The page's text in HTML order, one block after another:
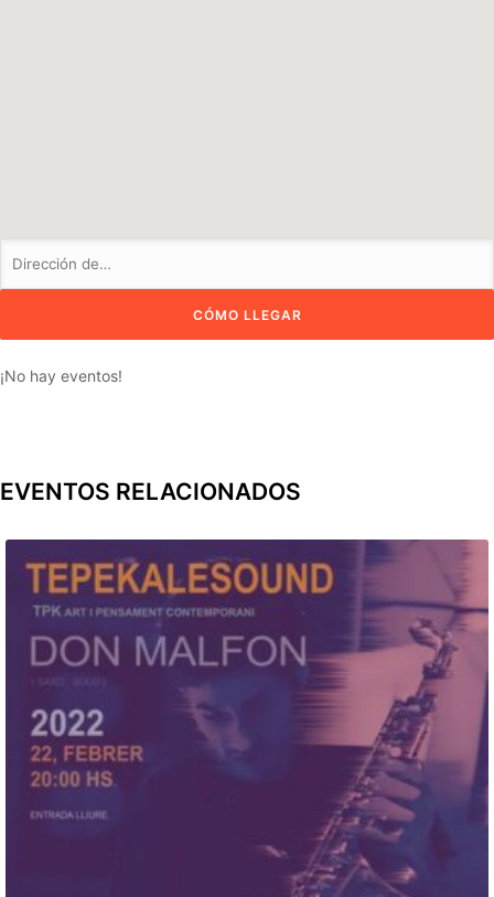
¡No hay eventos!
EVENTOS RELACIONADOS